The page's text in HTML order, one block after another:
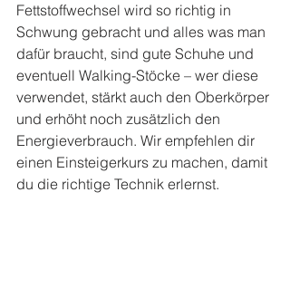
Fettstoffwechsel wird so richtig in
Schwung gebracht und alles was man
dafür braucht, sind gute Schuhe und
eventuell Walking-Stöcke – wer diese
verwendet, stärkt auch den Oberkörper
und erhöht noch zusätzlich den
Energieverbrauch. Wir empfehlen dir
einen Einsteigerkurs zu machen, damit
du die richtige Technik erlernst.